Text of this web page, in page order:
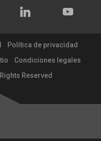
Política de privacidad
Condiciones legales
Reserved